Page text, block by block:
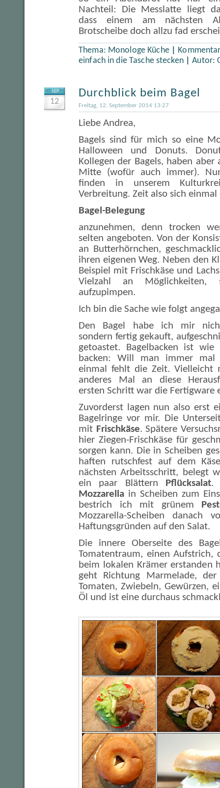
Nachteil: Die Messlatte liegt
dass einem am nächsten
Brotscheibe doch allzu fad
Thema: Monologe Küche
einfach in die Tasche stecken|Autor:
SEP
12
Durchblick beim Bagel
Freitag, 12. September 2014 13:27
Liebe Andrea,
Bagels sind für mich so eine
Halloween und Donuts.
Kollegen der Bagels, haben
Mitte (wofür auch immer).
finden in unserem
Verbreitung. Zeit also sich
Bagel-Belegung
anzunehmen, denn trocken
selten angeboten. Von der
an Butterhörnchen,
ihren eigenen Weg. Neben den
Beispiel mit Frischkäse und
Vielzahl an Möglichkeiten,
aufzupimpen.
Ich bin die Sache wie folgt
Den Bagel habe ich mir
sondern fertig gekauft,
getoastet. Bagelbacken ist wie
backen: Will man immer mal
einmal fehlt die Zeit. Vielleicht
anderes Mal an diese
ersten Schritt war die Fertigware
Zuvorderst lagen nun also erst
Bagelringe vor mir. Die
mit Frischkäse. Spätere
hier Ziegen-Frischkäse für
sorgen kann. Die in Scheiben
haften rutschfest auf dem
nächsten Arbeitsschritt, belegt
ein paar Blättern
Pflücksalat.
Mozzarella in Scheiben zum
bestrich ich mit grünem
Mozzarella-Scheiben danach
Haftungsgründen auf den Salat.
Die innere Oberseite des
Tomatentraum, einen Aufstrich,
beim lokalen Krämer erstanden
geht Richtung Marmelade,
Tomaten, Zwiebeln, Gewürzen,
Öl und ist eine durchaus